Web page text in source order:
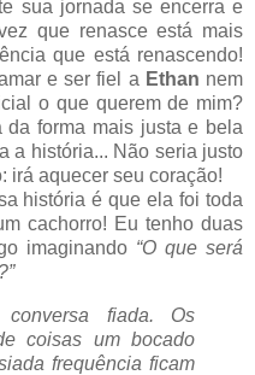
sua jornada se encerra e
que renasce está mais
que está renascendo!
e ser fiel a Ethan nem
o que querem de mim?
forma mais justa e bela
a história... Não seria justo
irá aquecer seu coração!
história é que ela foi toda
cachorro! Eu tenho duas
imaginando“O que será
fiada. Os
coisas um bocado
frequência ficam